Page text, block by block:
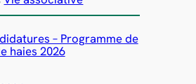
– Programme de
haies 2026